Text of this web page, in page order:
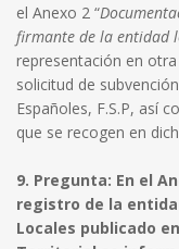
el Anexo 2 “
firmante de la entidad
representación en
solicitud de
Españoles, F.S.P, así
que se recogen en
9. Pregunta: En el
registro de la
Locales publicado